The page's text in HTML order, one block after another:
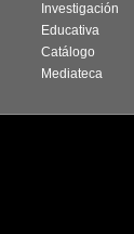
Investigación
Educativa
Catálogo
Mediateca